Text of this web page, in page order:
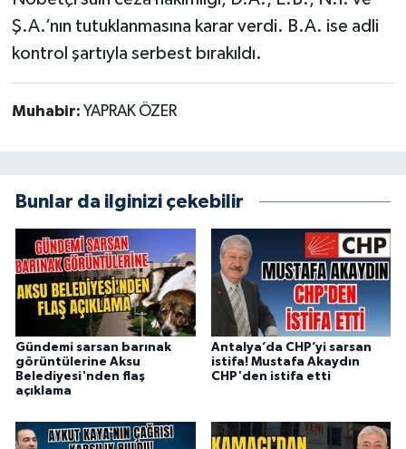
Ş.A.’nın tutuklanmasına karar verdi. B.A. ise adli
kontrol şartıyla serbest bırakıldı.
Muhabir: YAPRAK ÖZER
Bunlar da ilginizi çekebilir
Gündemi sarsan barınak
görüntülerine Aksu
Belediyesi'nden flaş
açıklama
Antalya’da CHP’yi sarsan
istifa! Mustafa Akaydın
CHP'den istifa etti